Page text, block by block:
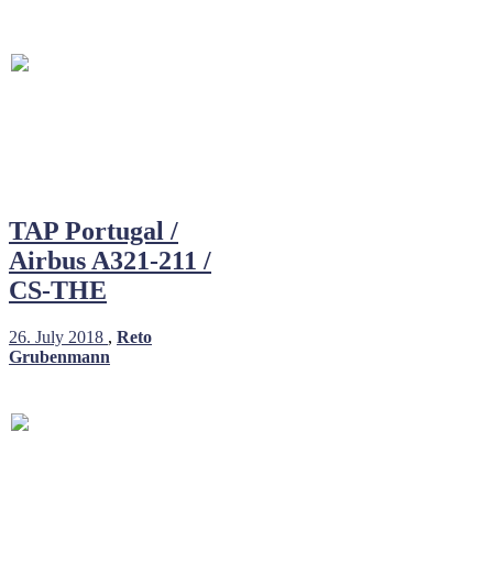
TAP Portugal /
Airbus A321-211 /
CS-THE
26. July 2018 , Reto
Grubenmann